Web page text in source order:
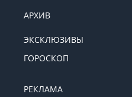
АРХИВ
ЭКСКЛЮЗИВЫ
ГОРОСКОП
РЕКЛАМА